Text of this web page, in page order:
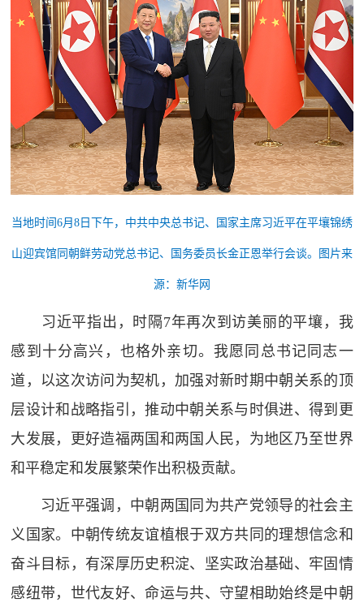
当地时间6月8日下午，中共中央总书记、国家主席习近平在平壤锦绣
山迎宾馆同朝鲜劳动党总书记、国务委员长金正恩举行会谈。图片来
源：新华网
习近平指出，时隔7年再次到访美丽的平壤，我
感到十分高兴，也格外亲切。我愿同总书记同志一
道，以这次访问为契机，加强对新时期中朝关系的顶
层设计和战略指引，推动中朝关系与时俱进、得到更
大发展，更好造福两国和两国人民，为地区乃至世界
和平稳定和发展繁荣作出积极贡献。
习近平强调，中朝两国同为共产党领导的社会主
义国家。中朝传统友谊植根于双方共同的理想信念和
奋斗目标，有深厚历史积淀、坚实政治基础、牢固情
感纽带，世代友好、命运与共、守望相助始终是中朝